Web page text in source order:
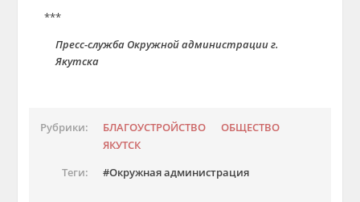
***
Пресс-служба Окружной администрации г.
Якутска
Рубрики: БЛАГОУСТРОЙСТВО
ОБЩЕСТВО
ЯКУТСК
Теги:
Окружная администрация